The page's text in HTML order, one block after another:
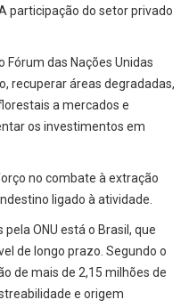
participação do setor privado
Fórum das Nações Unidas
recuperar áreas degradadas,
a mercados e
os investimentos em
no combate à extração
ligado à atividade.
ONU está o Brasil, que
de longo prazo. Segundo o
de mais de 2,15 milhões de
e origem